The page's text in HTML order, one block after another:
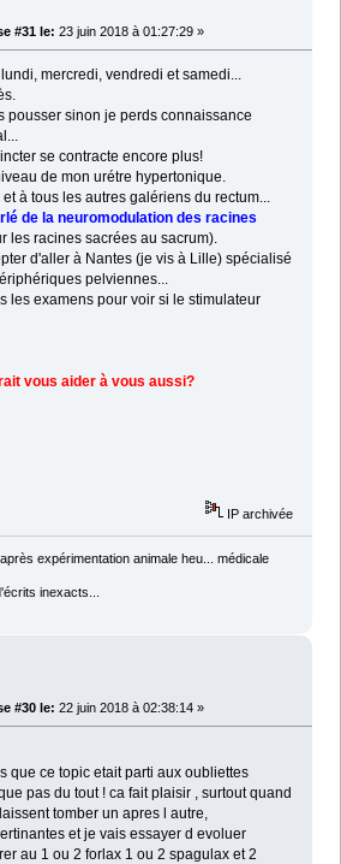
#31 le: 23 juin 2018 à 01:27:29 »
mercredi, vendredi et samedi...
pousser sinon je perds connaissance
se contracte encore plus!
de mon urétre hypertonique.
à tous les autres galériens du rectum...
de la neuromodulation des racines
les racines sacrées au sacrum).
d'aller à Nantes (je vis à Lille) spécialisé
pelviennes...
les examens pour voir si le stimulateur
vous aider à vous aussi?
IP archivée
expérimentation animale heu... médicale
inexacts...
#30 le: 22 juin 2018 à 02:38:14 »
que ce topic etait parti aux oubliettes
pas du tout ! ca fait plaisir , surtout quand
tomber un apres l autre,
et je vais essayer d evoluer
au 1 ou 2 forlax 1 ou 2 spagulax et 2